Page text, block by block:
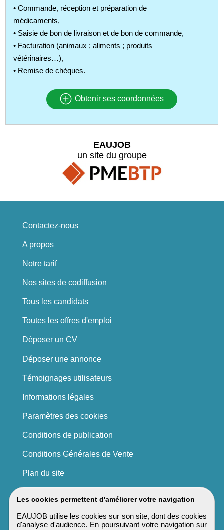
• Commande, réception et préparation de
médicaments,
• Saisie de bon de livraison et de bon de commande,
• Facturation (animaux ; aliments ; produits
vétérinaires…),
• Remise de chèques.
Obtenir ses coordonnées
Les cookies permettent d'améliorer votre navigation
EAUJOB utilise les cookies sur son site, dont des cookies
d'analyse d'audience. En poursuivant votre navigation sur
EAUJOB
un site du groupe
Contactez-nous
A propos
Notre tarif
Nos sites de codiffusion
Tous les candidats
Toutes les offres d'emploi
Déposer un CV
Déposer une annonce
Témoignages utilisateurs
Informations légales
Paramètres des cookies
Conditions de publication
Conditions Générales de Vente
Plan du site